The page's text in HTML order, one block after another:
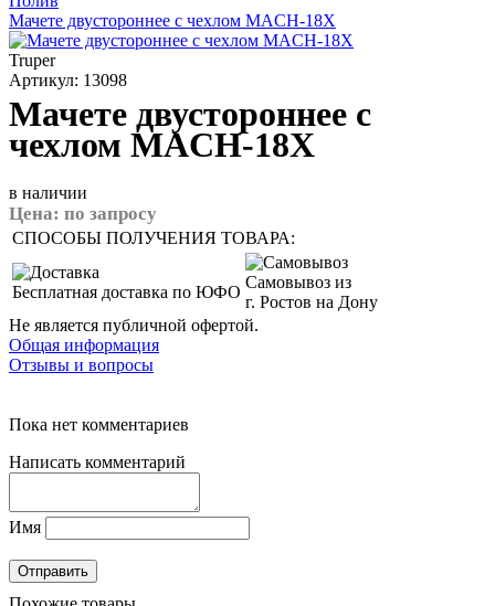
Мачете двустороннее с чехлом MACH-18X
Truper
Артикул: 13098
Мачете двустороннее с
чехлом MACH-18X
в наличии
Цена: по запросу
СПОСОБЫ ПОЛУЧЕНИЯ ТОВАРА:
Бесплатная доставка по ЮФО
Самовывоз из
г. Ростов на Дону
Не является публичной офертой.
Общая информация
Отзывы и вопросы
Пока нет комментариев
Написать комментарий
Имя